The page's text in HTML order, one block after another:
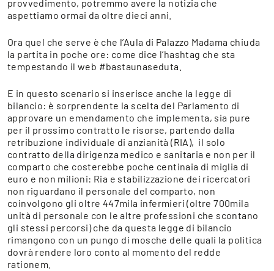
provvedimento, potremmo avere la notizia che
aspettiamo ormai da oltre dieci anni.
Ora quel che serve è che l’Aula di Palazzo Madama chiuda
la partita in poche ore: come dice l’hashtag che sta
tempestando il web #bastaunaseduta.
E in questo scenario si inserisce anche la legge di
bilancio: è sorprendente la scelta del Parlamento di
approvare un emendamento che implementa, sia pure
per il prossimo contratto le risorse, partendo dalla
retribuzione individuale di anzianità (RIA), il solo
contratto della dirigenza medico e sanitaria e non per il
comparto che costerebbe poche centinaia di miglia di
euro e non milioni: Ria e stabilizzazione dei ricercatori
non riguardano il personale del comparto, non
coinvolgono gli oltre 447mila infermieri (oltre 700mila
unità di personale con le altre professioni che scontano
gli stessi percorsi) che da questa legge di bilancio
rimangono con un pungo di mosche delle quali la politica
dovrà rendere loro conto al momento del redde
rationem.